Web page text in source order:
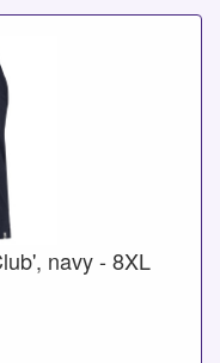
navy - 8XL